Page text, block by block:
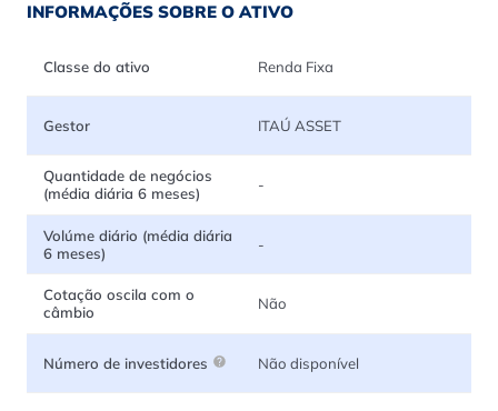
INFORMAÇÕES SOBRE O ATIVO
Classe do ativo Renda Fixa
Gestor ITAÚ ASSET
Quantidade de negócios
(média diária 6 meses)
-
Volúme diário (média diária
6 meses)
-
Cotação oscila com o
câmbio
Não
Número de investidores Não disponível